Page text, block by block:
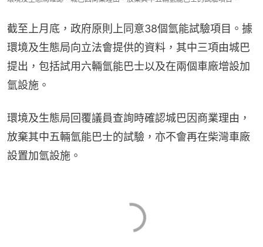
截至上月底，政府原則上同意38個氫能試驗項目。據
環境及生態局向立法會提供的資料，其中三項由城巴
提出，包括試用六輛氫能巴士以及在兩個車廠增設加
氫設施。
環境及生態局回覆議員查詢時確認城巴因商業理由，
放棄其中五輛氫能巴士的試驗，亦不會再在柴灣車廠
設置加氫設施。